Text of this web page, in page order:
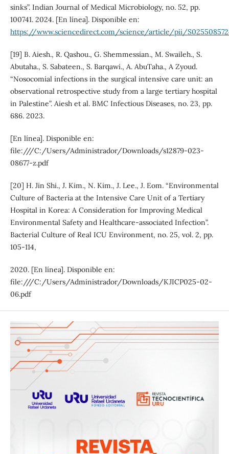
sinks”. Indian Journal of Medical Microbiology, no. 52, pp.
100741. 2024. [En línea]. Disponible en:
https://www.sciencedirect.com/science/article/pii/
[19] B. Aiesh., R. Qashou., G. Shemmessian., M. Swaileh., S.
Abutaha., S. Sabateen., S. Barqawi., A. AbuTaha., A Zyoud.
“Nosocomial infections in the surgical intensive care unit: an
observational retrospective study from a large tertiary hospital
in Palestine”. Aiesh et al. BMC Infectious Diseases, no. 23, pp.
686. 2023.
[En línea]. Disponible en:
file:///C:/Users/Administrador/Downloads/s12879-023-
08677-z.pdf
[20] H. Jin Shi., J. Kim., N. Kim., J. Lee., J. Eom. “Environmental
Culture of Bacteria at the Intensive Care Unit of a Tertiary
Hospital in Korea: A Consideration for Improving Medical
Environmental Safety and Healthcare-associated Infection”.
Bacterial Culture of Real ICU Environment, no. 25, vol. 2, pp.
105-114,
2020. [En línea]. Disponible en:
file:///C:/Users/Administrador/Downloads/KJICP025-02-
06.pdf